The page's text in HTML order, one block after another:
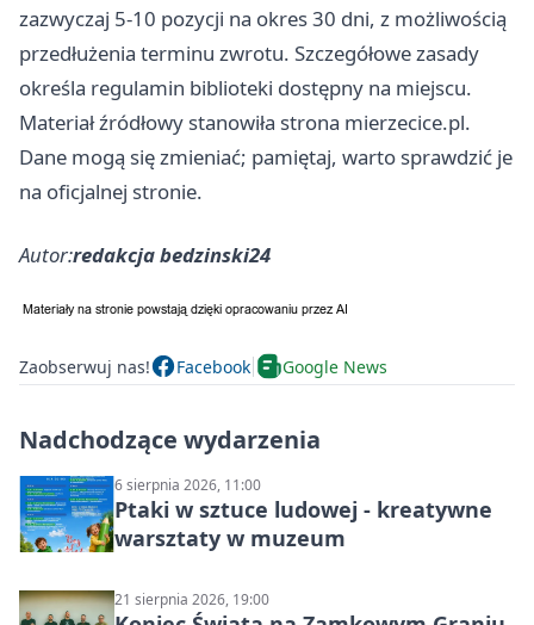
zazwyczaj 5-10 pozycji na okres 30 dni, z możliwością
przedłużenia terminu zwrotu. Szczegółowe zasady
określa regulamin biblioteki dostępny na miejscu.
Materiał źródłowy stanowiła strona mierzecice.pl.
Dane mogą się zmieniać; pamiętaj, warto sprawdzić je
na oficjalnej stronie.
Autor:redakcja bedzinski24
Zaobserwuj nas! Facebook Google News
Nadchodzące wydarzenia
6 sierpnia 2026, 11:00
Ptaki w sztuce ludowej - kreatywne
warsztaty w muzeum
21 sierpnia 2026, 19:00